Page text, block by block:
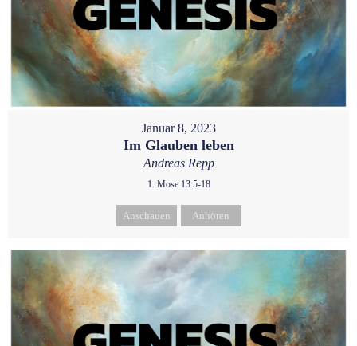
Januar 8, 2023
Im Glauben leben
Andreas Repp
1. Mose 13:5-18
Anschauen Anhören